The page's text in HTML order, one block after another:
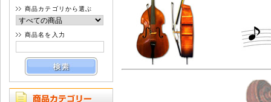
商品カテゴリから選ぶ
商品名を入力